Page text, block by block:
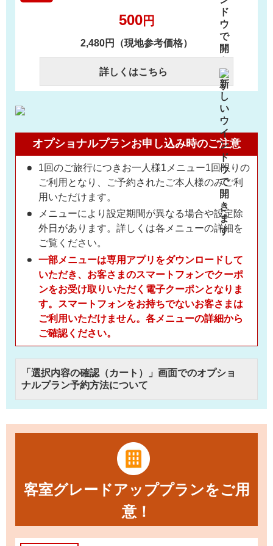
500円
2,480円（現地参考価格）
詳しくはこちら
オプショナルプランお申し込み時のご注意
1回のご旅行につきお一人様1メニュー1回限りの
ご利用となり、ご予約されたご本人様のみご利
用いただけます。
メニューにより設定期間が異なる場合や設定除
外日があります。詳しくは各メニューの詳細を
ご覧ください。
一部メニューは専用アプリをダウンロードして
いただき、お客さまのスマートフォンでクーポ
ンをお受け取りいただく電子クーポンとなりま
す。スマートフォンをお持ちでないお客さまは
ご利用いただけません。各メニューの詳細から
ご確認ください。
「選択内容の確認（カート）」画面でのオプショ
ナルプラン予約方法について
客室グレードアッププランをご用
意！